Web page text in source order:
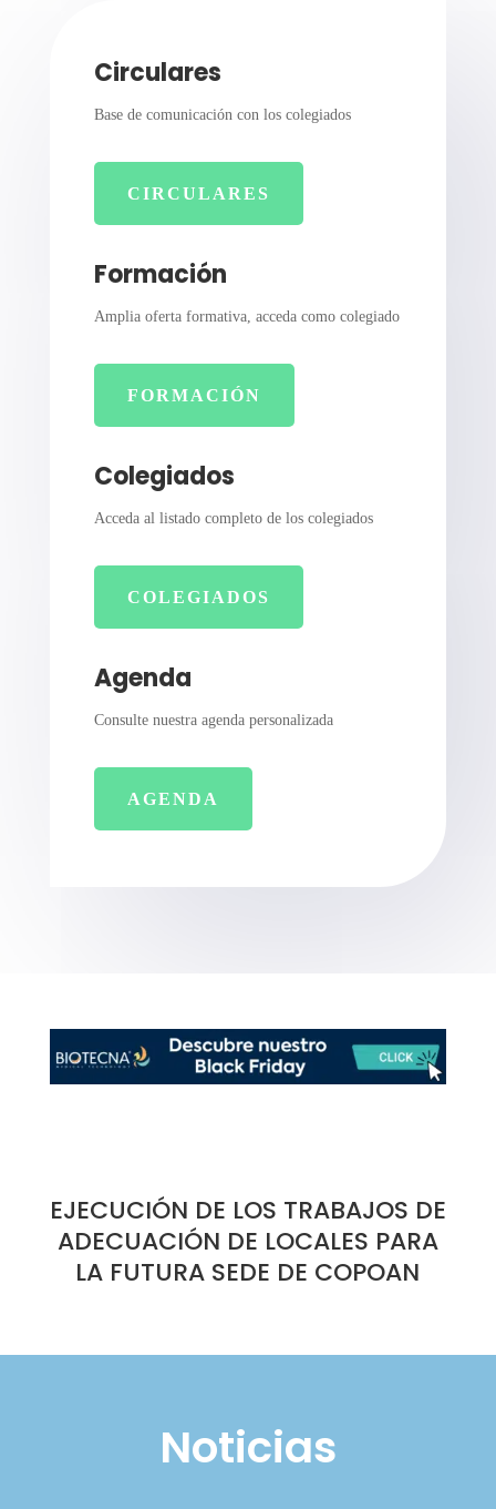
Circulares
Base de comunicación con los colegiados
CIRCULARES
Formación
Amplia oferta formativa, acceda como colegiado
FORMACIÓN
Colegiados
Acceda al listado completo de los colegiados
COLEGIADOS
Agenda
Consulte nuestra agenda personalizada
AGENDA
EJECUCIÓN DE LOS TRABAJOS DE
ADECUACIÓN DE LOCALES PARA
LA FUTURA SEDE DE COPOAN
Noticias